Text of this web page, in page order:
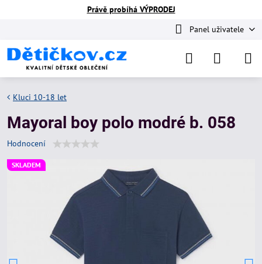
Právě probíhá VÝPRODEJ
Panel uživatele
SKLADEM
Kluci 10-18 let
Mayoral boy polo modré b. 058
Hodnocení